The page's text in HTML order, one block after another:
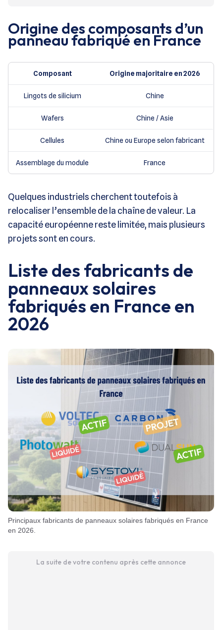
Origine des composants d’un
panneau fabriqué en France
Composant Origine majoritaire en 2026
Lingots de silicium Chine
Wafers Chine / Asie
Cellules Chine ou Europe selon fabricant
Assemblage du module France
Quelques industriels cherchent toutefois à
relocaliser l’ensemble de la chaîne de valeur. La
capacité européenne reste limitée, mais plusieurs
projets sont en cours.
Liste des fabricants de
panneaux solaires
fabriqués en France en
2026
Principaux fabricants de panneaux solaires fabriqués en France
en 2026.
La suite de votre contenu après cette annonce